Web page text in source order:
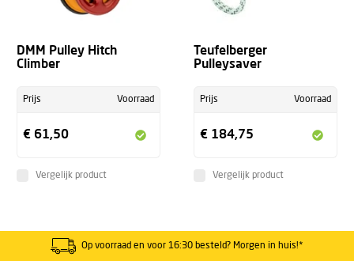
DMM Pulley Hitch
Climber
Prijs Voorraad
€ 61,50
Vergelijk product
Teufelberger
Pulleysaver
Prijs Voorraad
€ 184,75
Vergelijk product
Op voorraad en voor 16:30 besteld? Morgen in huis!*